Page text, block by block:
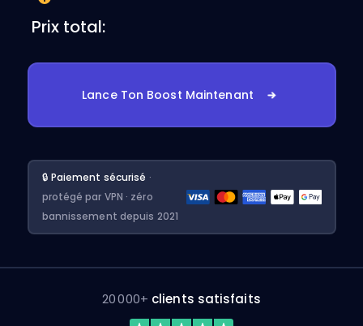
Prix total:
Lance Ton Boost Maintenant
🔒 Paiement sécurisé ·
protégé par VPN · zéro
bannissement depuis 2021
20 000+ clients satisfaits